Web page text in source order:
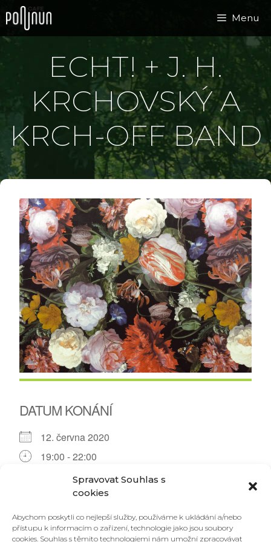
Spravovat Souhlas s
cookies
Abychom poskytli co nejlepší služby, používáme k ukládání a/nebo
přístupu k informacím o zařízení, technologie jako jsou soubory
cookies. Souhlas s těmito technologiemi nám umožní zpracovávat
Přeskočit
na
obsah
Menu
ECHT! + J. H.
KRCHOVSKÝ A
KRCH-OFF BAND
DATUM KONÁNÍ
12. června 2020
19:00 - 22:00
PŘIDAT DO KALENDÁŘE
Download ICS Google Calendar
TYP UDÁLOSTI